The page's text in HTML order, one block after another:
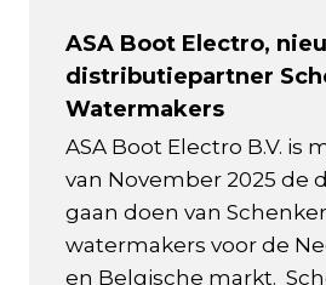
ASA Boot Electro,
distributiepartner
Watermakers
ASA Boot Electro B.V. is
van November 2025 de
gaan doen van Schenker
watermakers voor de
en Belgische markt.